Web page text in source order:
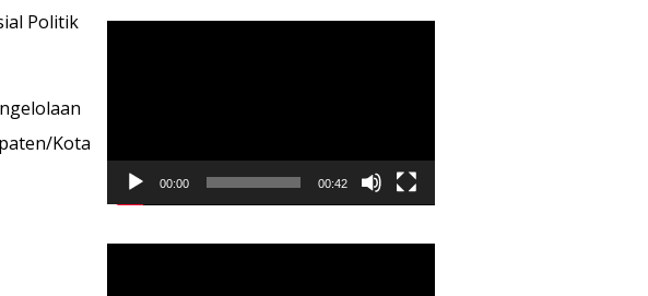
Politik
Kota
00:00 00:42